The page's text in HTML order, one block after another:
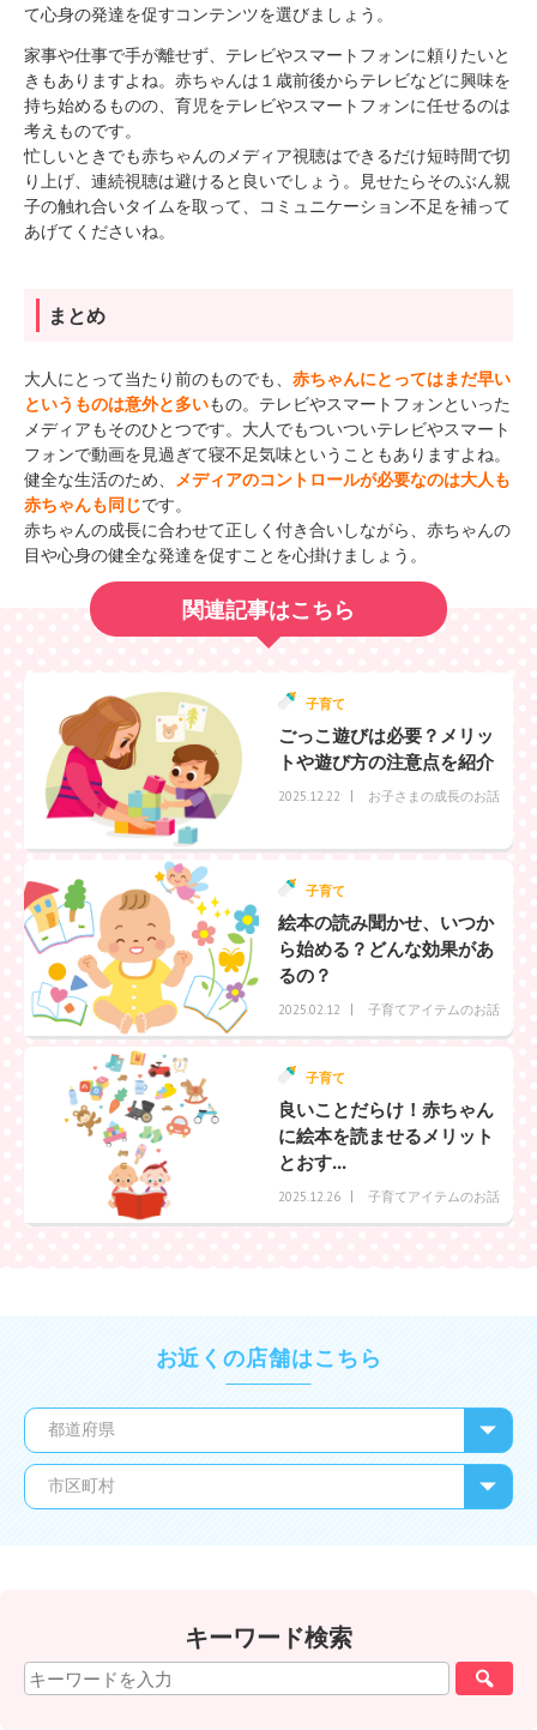
て心身の発達を促すコンテンツを選びましょう。
家事や仕事で手が離せず、テレビやスマートフォンに頼りたいと
きもありますよね。赤ちゃんは１歳前後からテレビなどに興味を
持ち始めるものの、育児をテレビやスマートフォンに任せるのは
考えものです。
忙しいときでも赤ちゃんのメディア視聴はできるだけ短時間で切
り上げ、連続視聴は避けると良いでしょう。見せたらそのぶん親
子の触れ合いタイムを取って、コミュニケーション不足を補って
あげてくださいね。
まとめ
大人にとって当たり前のものでも、 赤ちゃんにとってはまだ早い
というものは意外と多いもの。テレビやスマートフォンといった
メディアもそのひとつです。大人でもついついテレビやスマート
フォンで動画を見過ぎて寝不足気味ということもありますよね。
健全な生活のため、 メディアのコントロールが必要なのは大人も
赤ちゃんも同じです。
赤ちゃんの成長に合わせて正しく付き合いしながら、赤ちゃんの
目や心身の健全な発達を促すことを心掛けましょう。
関連記事はこちら
子育て
ごっこ遊びは必要？メリッ
トや遊び方の注意点を紹介
2025.12.22 お子さまの成長のお話
子育て
絵本の読み聞かせ、いつか
ら始める？どんな効果があ
るの？
2025.02.12 子育てアイテムのお話
子育て
良いことだらけ！赤ちゃん
に絵本を読ませるメリット
とおす...
2025.12.26 子育てアイテムのお話
お近くの店舗はこちら
キーワード検索